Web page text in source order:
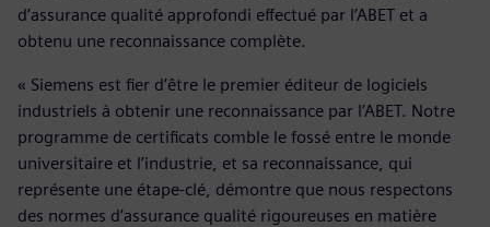
d’assurance qualité approfondi effectué par l’ABET et a
obtenu une reconnaissance complète.
« Siemens est fier d’être le premier éditeur de logiciels
industriels à obtenir une reconnaissance par l’ABET. Notre
programme de certificats comble le fossé entre le monde
universitaire et l’industrie, et sa reconnaissance, qui
représente une étape-clé, démontre que nous respectons
des normes d’assurance qualité rigoureuses en matière